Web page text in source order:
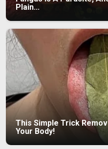
Plain...
This Simple Trick
Your Body!